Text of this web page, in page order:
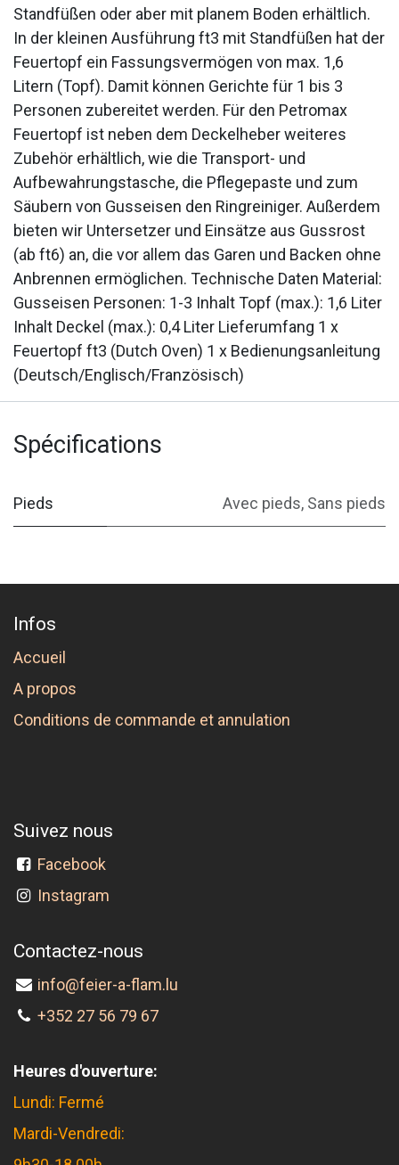
Standfüßen oder aber mit planem Boden erhältlich.
In der kleinen Ausführung ft3 mit Standfüßen hat der
Feuertopf ein Fassungsvermögen von max. 1,6
Litern (Topf). Damit können Gerichte für 1 bis 3
Personen zubereitet werden. Für den Petromax
Feuertopf ist neben dem Deckelheber weiteres
Zubehör erhältlich, wie die Transport- und
Aufbewahrungstasche, die Pflegepaste und zum
Säubern von Gusseisen den Ringreiniger. Außerdem
bieten wir Untersetzer und Einsätze aus Gussrost
(ab ft6) an, die vor allem das Garen und Backen ohne
Anbrennen ermöglichen. Technische Daten Material:
Gusseisen Personen: 1-3 Inhalt Topf (max.): 1,6 Liter
Inhalt Deckel (max.): 0,4 Liter Lieferumfang 1 x
Feuertopf ft3 (Dutch Oven) 1 x Bedienungsanleitung
(Deutsch/Englisch/Französisch)
Spécifications
Pieds Avec pieds, Sans pieds
Infos
Accueil
A propos
Conditions de commande et annulation
Suivez nous
Facebook
Instagram
Contactez-nous
info@feier-a-flam.lu
+352 27 56 79 67
Heures d'ouverture:
Lundi: Fermé
Mardi-Vendredi: